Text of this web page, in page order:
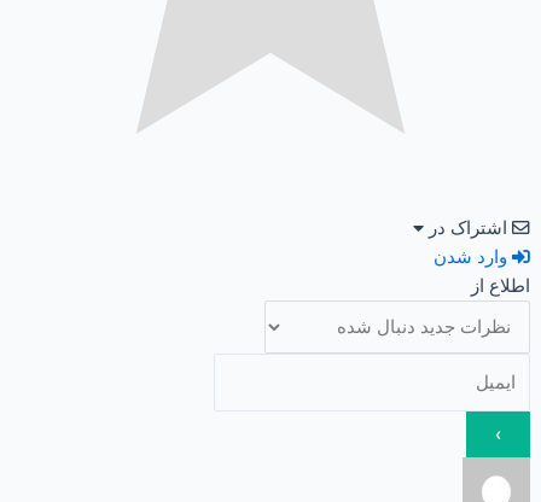
اشتراک در
وارد شدن
اطلاع از